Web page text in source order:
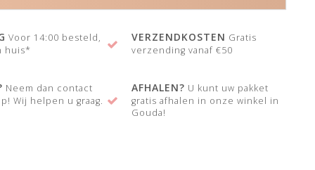
Voor 14:00 besteld,
huis*
VERZENDKOSTEN Gratis
verzending vanaf €50
Neem dan contact
Wij helpen u graag.
AFHALEN? U kunt uw pakket
gratis afhalen in onze winkel in
Gouda!